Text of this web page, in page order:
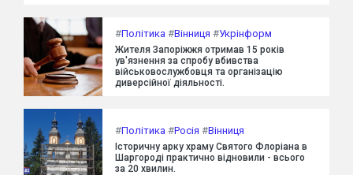
#Політика #Вінниця #Укрінформ
Жителя Запоріжжя отримав 15 років
ув'язнення за спробу вбивства
військовослужбовця та організацію
диверсійної діяльності.
#Політика #Росія #Вінниця
Історичну арку храму Святого Флоріана в
Шаргороді практично відновили - всього
за 20 хвилин.